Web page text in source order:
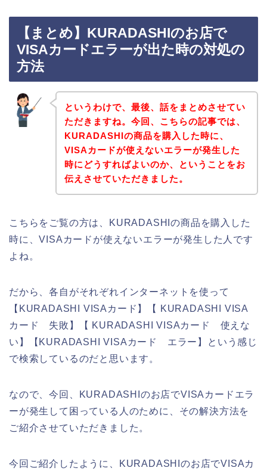
【まとめ】KURADASHIのお店で
VISAカードエラーが出た時の対処の
方法
というわけで、最後、話をまとめさせてい
ただきますね。今回、こちらの記事では、
KURADASHIの商品を購入した時に、
VISAカードが使えないエラーが発生した
時にどうすればよいのか、ということをお
伝えさせていただきました。
こちらをご覧の方は、KURADASHIの商品を購入した
時に、VISAカードが使えないエラーが発生した人です
よね。
だから、各自がそれぞれインターネットを使って
【KURADASHI VISAカード】【 KURADASHI VISA
カード 失敗】【 KURADASHI VISAカード 使えな
い】【KURADASHI VISAカード エラー】という感じ
で検索しているのだと思います。
なので、今回、KURADASHIのお店でVISAカードエラ
ーが発生して困っている人のために、その解決方法を
ご紹介させていただきました。
今回ご紹介したように、KURADASHIのお店でVISAカ